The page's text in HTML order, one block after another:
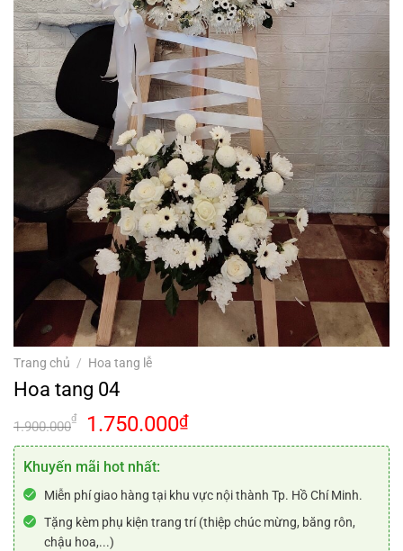
Trang chủ / Hoa tang lễ
Hoa tang 04
1.900.000
₫
Giá
gốc
là:
1.900.000₫.
1.750.000₫Giá
hiện
là:
1.750.000₫.
Khuyến mãi hot nhất:
Miễn phí giao hàng tại khu vực nội thành Tp. Hồ Chí Minh.
Tặng kèm phụ kiện trang trí (thiệp chúc mừng, băng rôn,
chậu hoa,...)